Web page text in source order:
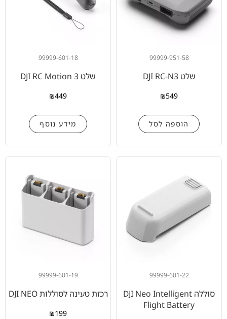
99999-951-58
שלט DJI RC-N3
₪549
הוספה לסל
99999-601-18
שלט DJI RC Motion 3
₪449
מידע נוסף
99999-601-22
סוללה DJI Neo Intelligent
Flight Battery
99999-601-19
רכזת טעינה לסוללות DJI NEO
₪199